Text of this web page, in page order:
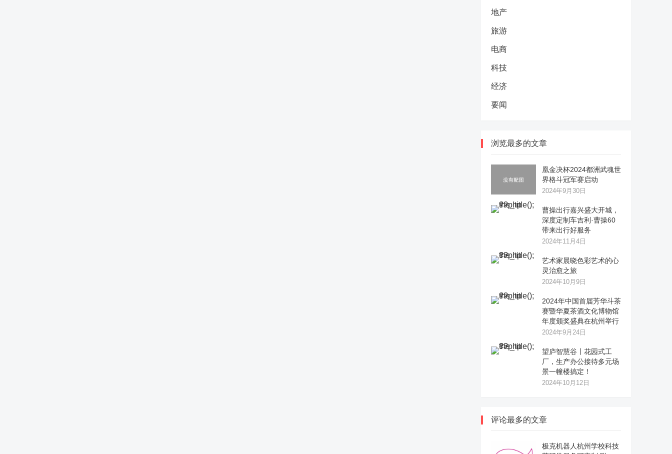
地产
旅游
电商
科技
经济
要闻
浏览最多的文章
凰金决杯2024都洲武魂世
界格斗冠军赛启动
2024年9月30日
曹操出行嘉兴盛大开城，
深度定制车吉利·曹操60
带来出行好服务
2024年11月4日
艺术家晨晓色彩艺术的心
灵治愈之旅
2024年10月9日
2024年中国首届芳华斗茶
赛暨华夏茶酒文化博物馆
年度颁奖盛典在杭州举行
2024年9月24日
望庐智慧谷丨花园式工
厂，生产办公接待多元场
景一幢楼搞定！
2024年10月12日
评论最多的文章
极克机器人杭州学校科技